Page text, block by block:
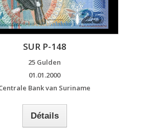
SUR P-148
25 Gulden
01.01.2000
Bank van Suriname
Détails